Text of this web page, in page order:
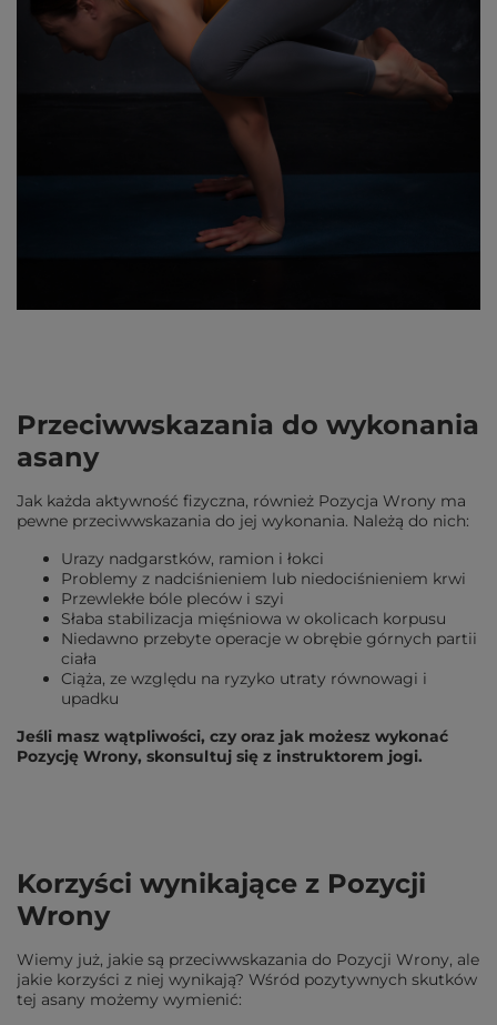
Przeciwwskazania do wykonania
asany
Jak każda aktywność fizyczna, również Pozycja Wrony ma
pewne przeciwwskazania do jej wykonania. Należą do nich:
Urazy nadgarstków, ramion i łokci
Problemy z nadciśnieniem lub niedociśnieniem krwi
Przewlekłe bóle pleców i szyi
Słaba stabilizacja mięśniowa w okolicach korpusu
Niedawno przebyte operacje w obrębie górnych partii
ciała
Ciąża, ze względu na ryzyko utraty równowagi i
upadku
Jeśli masz wątpliwości, czy oraz jak możesz wykonać
Pozycję Wrony, skonsultuj się z instruktorem jogi.
Korzyści wynikające z Pozycji
Wrony
Wiemy już, jakie są przeciwwskazania do Pozycji Wrony, ale
jakie korzyści z niej wynikają? Wśród pozytywnych skutków
tej asany możemy wymienić: